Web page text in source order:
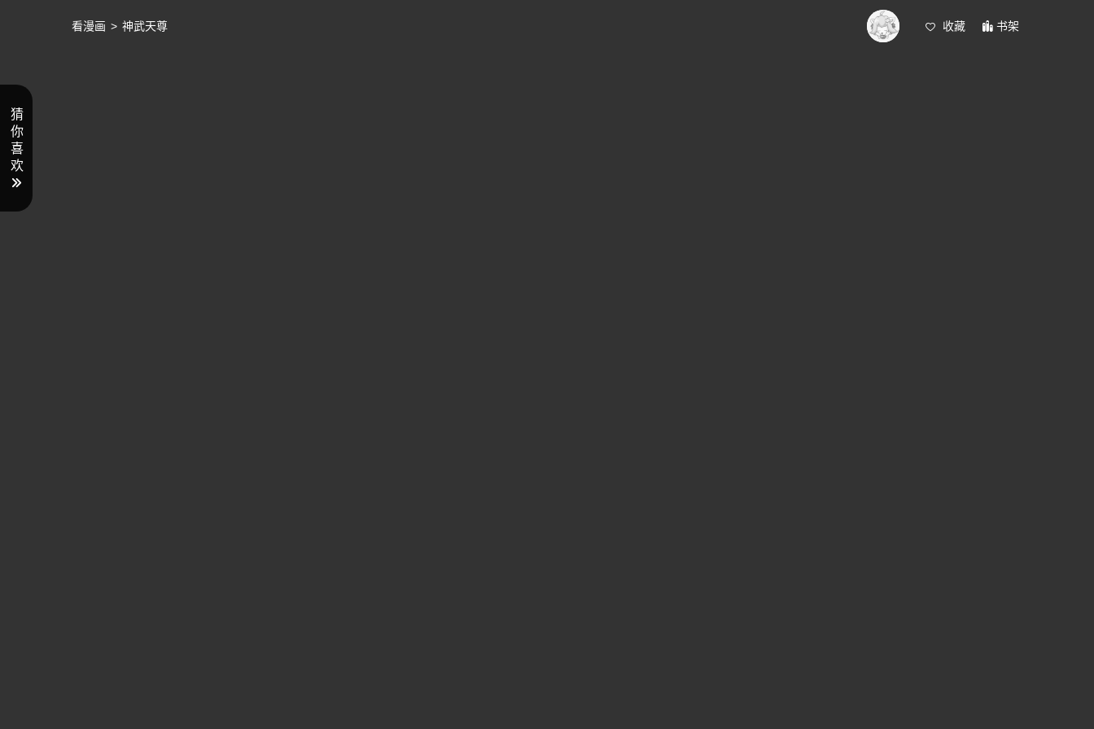
收藏 书架
看漫画 > 神武天尊
猜
你
喜
欢